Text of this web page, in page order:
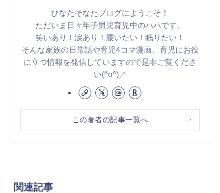
ひなたそなたブログにようこそ！
ただいま日々年子男児育児中のハハです。
笑いあり！涙あり！腰いたい！眠りたい！
そんな家族の日常話や育児4コマ漫画、育児にお役
に立つ情報を発信していますので是非ご覧くださ
い(^o^)／
この著者の記事一覧へ
関連記事